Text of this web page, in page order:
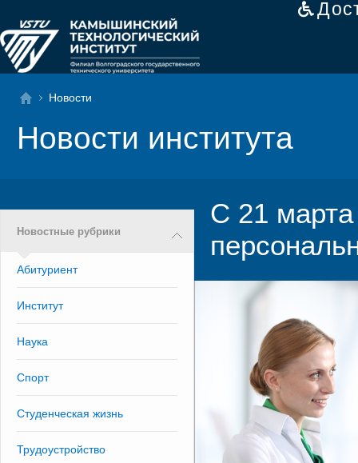
Новости
Новости института
Новостные рубрики
Абитуриент
Институт
Наука
Спорт
Студенческая жизнь
Трудоустройство
С 21 марта